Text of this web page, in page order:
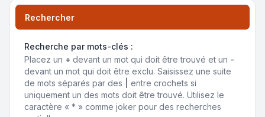
Rechercher
Recherche par mots-clés :
Placez un + devant un mot qui doit être trouvé et un -
devant un mot qui doit être exclu. Saisissez une suite
de mots séparés par des
entre crochets si
uniquement un des mots doit être trouvé. Utilisez le
caractère « * » comme joker pour des recherches